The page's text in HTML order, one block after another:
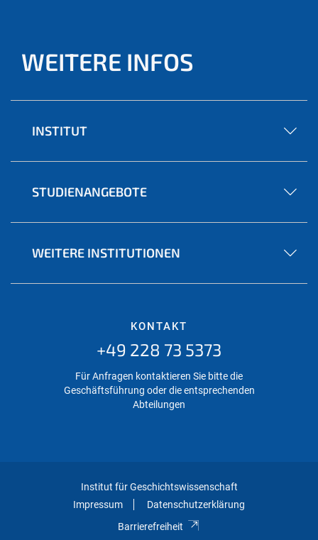
WEITERE INFOS
INSTITUT
STUDIENANGEBOTE
WEITERE INSTITUTIONEN
KONTAKT
+49 228 73 5373
Für Anfragen kontaktieren Sie bitte die
Geschäftsführung oder die entsprechenden
Abteilungen
Institut für Geschichtswissenschaft
Impressum
Datenschutzerklärung
Barrierefreiheit